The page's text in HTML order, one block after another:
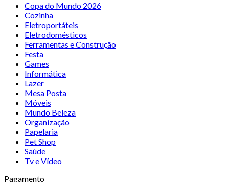
Copa do Mundo 2026
Cozinha
Eletroportáteis
Eletrodomésticos
Ferramentas e Construção
Festa
Games
Informática
Lazer
Mesa Posta
Móveis
Mundo Beleza
Organização
Papelaria
Pet Shop
Saúde
Tv e Vídeo
Pagamento